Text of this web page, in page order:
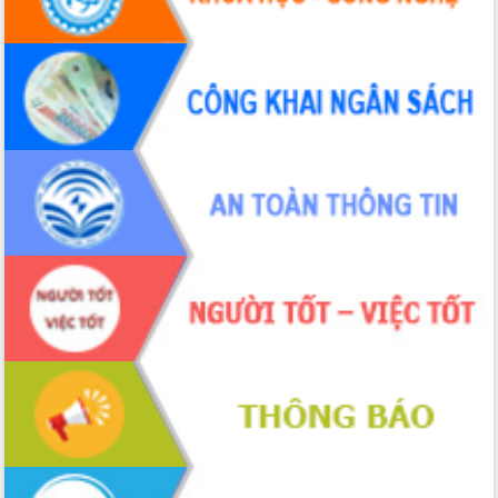
Tháo gỡ những vướng mắc, đẩy mạnh
công tác cải cách thủ tục hành chính
tại Trung tâm Phục vụ hành chính
công tỉnh
Đắk Lắk: Tôn vinh 46 giải pháp tại Hội
thi Sáng tạo Kỹ thuật 2024 - 2025
Đắk Lắk rà soát, điều chỉnh Đề án 190
về phát triển nuôi trồng thủy sản
Phó Chủ tịch UBND tỉnh Đắk Lắk
Trương Công Thái kiểm tra thực địa
Dự án cao tốc Khánh Hòa - Buôn Ma
Thuột
Định vị cà phê Việt Nam như một “di
sản sống” trong dòng chảy toàn cầu
Xây dựng nông thôn mới: Nâng cao đời
sống người dân từ những mô hình thiết
thực
Quyết liệt tháo gỡ vướng mắc, đẩy
nhanh tiến độ các dự án trọng điểm
trong Khu kinh tế Nam Phú Yên